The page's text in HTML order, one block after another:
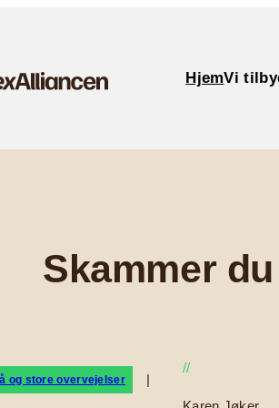
HjemVi
Skammer
og store overvejelser |
//